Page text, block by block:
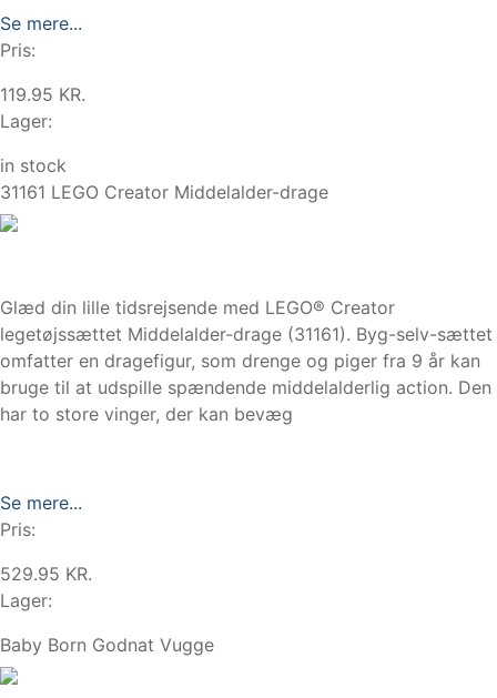
Se mere...
Pris:
119.95 KR.
Lager:
in stock
31161 LEGO Creator Middelalder-drage
Glæd din lille tidsrejsende med LEGO® Creator
legetøjssættet Middelalder-drage (31161). Byg-selv-sættet
omfatter en dragefigur, som drenge og piger fra 9 år kan
bruge til at udspille spændende middelalderlig action. Den
har to store vinger, der kan bevæg
Se mere...
Pris:
529.95 KR.
Lager:
Baby Born Godnat Vugge